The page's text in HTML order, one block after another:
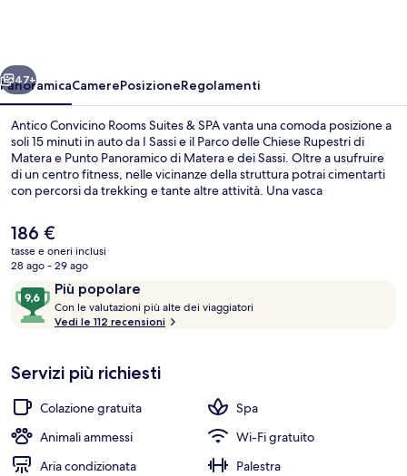
SPA
Avanti
47+
PanoramicaCamerePosizioneRegolamenti
Antico Convicino Rooms Suites & SPA vanta una comoda posizione a
soli 15 minuti in auto da I Sassi e il Parco delle Chiese Rupestri di
Matera e Punto Panoramico di Matera e dei Sassi. Oltre a usufruire
di un centro fitness, nelle vicinanze della struttura potrai cimentarti
con percorsi da trekking e tante altre attività. Una vasca
I mezzi pubblici sono a poca distanza: Stazione di Matera Centrale è
a 14 min a piedi.
Il
prezzo
attuale
186 €
186 €
tasse e oneri inclusi
28 ago - 29 ago
RecensioniPiù popolare
9,6
su
10,
popolare
Con le valutazioni più alte dei viaggiatori
a
u
Vedi le 112 recensioni
Servizi più richiesti
Colazione gratuita
Spa
Animali ammessi
Wi-Fi gratuito
Aria condizionata
Palestra